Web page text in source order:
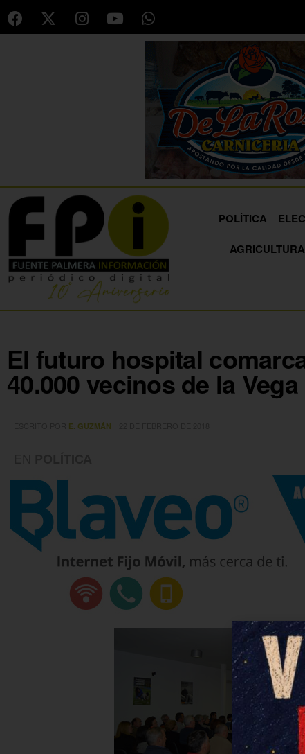
POLÍTICA
AGRICULTURA
El futuro hospital
40.000 vecinos de la
E. GUZMÁN